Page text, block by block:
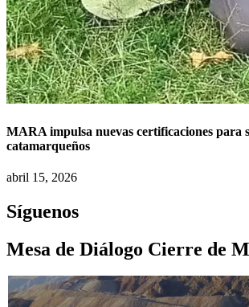
MARA impulsa nuevas certificaciones para
catamarqueños
abril 15, 2026
Síguenos
Mesa de Diálogo Cierre de